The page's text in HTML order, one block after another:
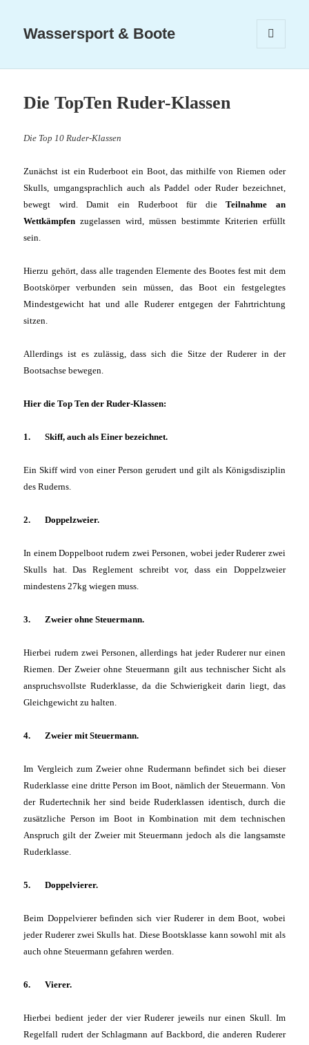
Wassersport & Boote
WIDGETS
Die TopTen Ruder-Klassen
Die Top 10 Ruder-Klassen
Zunächst ist ein Ruderboot ein Boot, das mithilfe von Riemen oder
Skulls, umgangsprachlich auch als Paddel oder Ruder bezeichnet,
bewegt wird. Damit ein Ruderboot für dieTeilnahme an
Wettkämpfen zugelassen wird, müssen bestimmte Kriterien erfüllt
sein.
Hierzu gehört, dass alle tragenden Elemente des Bootes fest mit dem
Bootskörper verbunden sein müssen, das Boot ein festgelegtes
Mindestgewicht hat und alle Ruderer entgegen der Fahrtrichtung
sitzen.
Allerdings ist es zulässig, dass sich die Sitze der Ruderer in der
Bootsachse bewegen.
Hier die Top Ten der Ruder-Klassen:
1. Skiff, auch als Einer bezeichnet.
Ein Skiff wird von einer Person gerudert und gilt als Königsdisziplin
des Ruderns.
2. Doppelzweier.
In einem Doppelboot rudern zwei Personen, wobei jeder Ruderer zwei
Skulls hat. Das Reglement schreibt vor, dass ein Doppelzweier
mindestens 27kg wiegen muss.
3. Zweier ohne Steuermann.
Hierbei rudern zwei Personen, allerdings hat jeder Ruderer nur einen
Riemen. Der Zweier ohne Steuermann gilt aus technischer Sicht als
anspruchsvollste Ruderklasse, da die Schwierigkeit darin liegt, das
Gleichgewicht zu halten.
4. Zweier mit Steuermann.
Im Vergleich zum Zweier ohne Rudermann befindet sich bei dieser
Ruderklasse eine dritte Person im Boot, nämlich der Steuermann. Von
der Rudertechnik her sind beide Ruderklassen identisch, durch die
zusätzliche Person im Boot in Kombination mit dem technischen
Anspruch gilt der Zweier mit Steuermann jedoch als die langsamste
Ruderklasse.
5. Doppelvierer.
Beim Doppelvierer befinden sich vier Ruderer in dem Boot, wobei
jeder Ruderer zwei Skulls hat. Diese Bootsklasse kann sowohl mit als
auch ohne Steuermann gefahren werden.
6. Vierer.
Hierbei bedient jeder der vier Ruderer jeweils nur einen Skull. Im
Regelfall rudert der Schlagmann auf Backbord, die anderen Ruderer